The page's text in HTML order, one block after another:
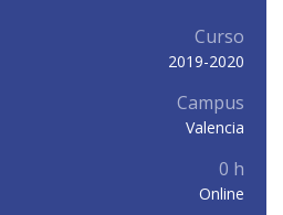
Curso
2019-2020
Campus
Valencia
0 h
Online